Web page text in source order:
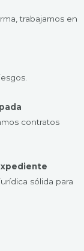
trabajamos en
contratos
sólida para